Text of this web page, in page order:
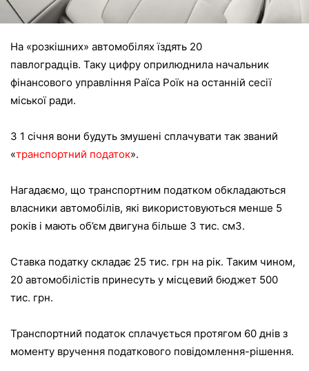
На «розкішних» автомобілях їздять 20
павлоградців. Таку цифру оприлюднила начальник
фінансового управління Раїса Роїк на останній сесії
міської ради.
З 1 січня вони будуть змушені сплачувати так званий
«транспортний податок».
Нагадаємо, що транспортним податком обкладаються
власники автомобілів, які використовуються менше 5
років і мають об’єм двигуна більше 3 тис. см3.
Ставка податку складає 25 тис. грн на рік. Таким чином,
20 автомобілістів принесуть у місцевий бюджет 500
тис. грн.
Транспортний податок сплачується протягом 60 днів з
моменту вручення податкового повідомлення-рішення.